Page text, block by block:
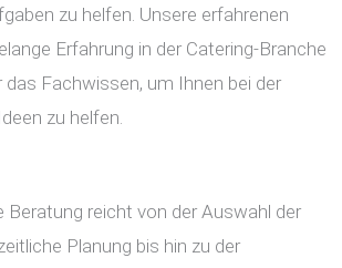
zu helfen. Unsere erfahrenen
Erfahrung in der Catering-Branche
das Fachwissen, um Ihnen bei der
zu helfen.
Beratung reicht von der Auswahl der
Planung bis hin zu der